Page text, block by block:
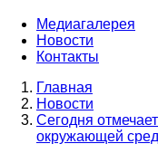
Медиагалерея
Новости
Контакты
Строка
навигации
Главная
Новости
Сегодня
окружающей